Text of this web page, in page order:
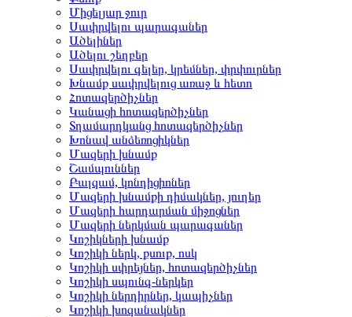
Միցելյար ջուր
Սափրվելու պարագաներ
Ածելիներ
Ածելու շեղբեր
Սափրվելու գելեր, կրեմներ, փրփուրներ
Խնամք սափրվելուց առաջ և հետո
Հոտազերծիչներ
Կանացի հոտազերծիչներ
Տղամարդկանց հոտազերծիչներ
Խոնավ անձեռոցիկներ
Մազերի խնամք
Շամպուններ
Բալզամ, կոնդիցիոներ
Մազերի խնամքի դիմակներ, յուղեր
Մազերի հարդարման միջոցներ
Մազերի ներկման պարագաներ
Կոշիկների խնամք
Կոշիկի ներկ, քսուք, ոսկ
Կոշիկի սփրեյներ, հոտազերծիչներ
Կոշիկի սպունգ-ներկեր
Կոշիկի ներդիրներ, կապիչներ
Կոշիկի խոզանակներ